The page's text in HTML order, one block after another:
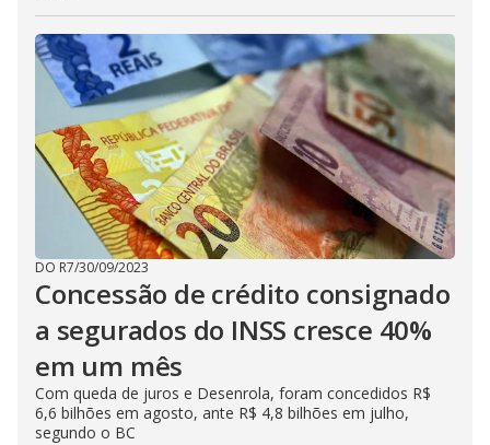
DO R7/30/09/2023
Concessão de crédito consignado
a segurados do INSS cresce 40%
em um mês
Com queda de juros e Desenrola, foram concedidos R$
6,6 bilhões em agosto, ante R$ 4,8 bilhões em julho,
segundo o BC